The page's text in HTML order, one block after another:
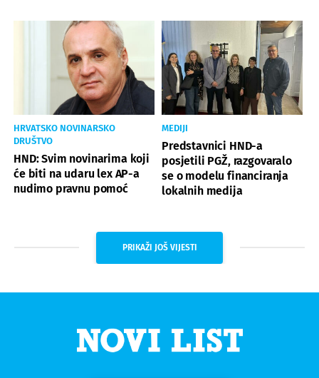
HRVATSKO NOVINARSKO
DRUŠTVO
HND: Svim novinarima koji
će biti na udaru lex AP-a
nudimo pravnu pomoć
MEDIJI
Predstavnici HND-a
posjetili PGŽ, razgovaralo
se o modelu financiranja
lokalnih medija
PRIKAŽI JOŠ VIJESTI